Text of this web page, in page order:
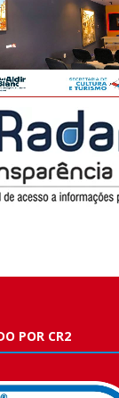
POR CR2